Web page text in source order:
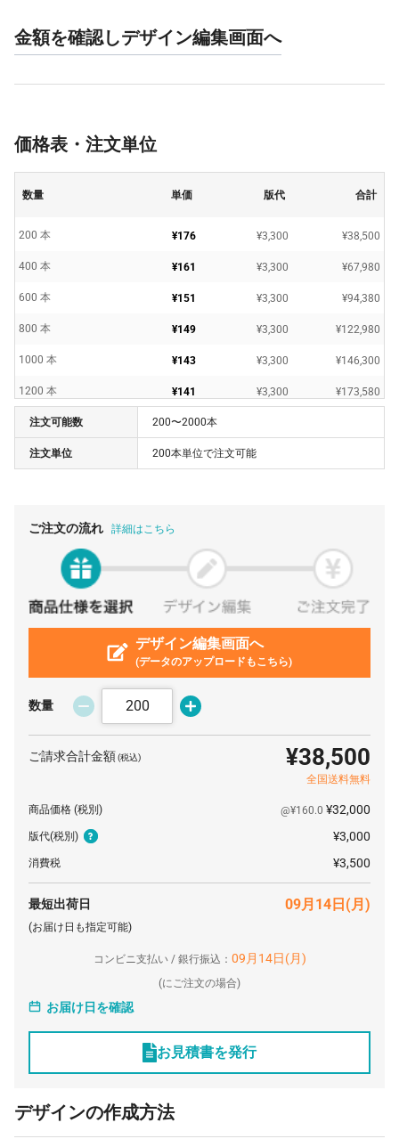
金額を確認しデザイン編集画面へ
価格表・注文単位
数量 単価 版代 合計
200 本 ¥176 ¥3,300 ¥38,500
400 本 ¥161 ¥3,300 ¥67,980
600 本 ¥151 ¥3,300 ¥94,380
800 本 ¥149 ¥3,300 ¥122,980
1000 本 ¥143 ¥3,300 ¥146,300
1200 本 ¥141 ¥3,300 ¥173,580
1400 本 ¥140
1600 本 ¥140 ¥3,300
注文可能数 200〜2000本
注文単位 200本単位で注文可能
ご注文の流れ 詳細はこちら
デザイン編集画面へ
(データのアップロードもこちら)
数量
ご請求合計金額(税込) ¥38,500
全国送料無料
商品価格 (税別) @¥160.0 ¥32,000
版代(税別) ¥3,000
消費税 ¥3,500
最短出荷日 09月14日(月)
(お届け日も指定可能)
コンビニ支払い / 銀行振込： 09月14日(月)
(にご注文の場合)
お届け日を確認
お見積書を発行
デザインの作成方法